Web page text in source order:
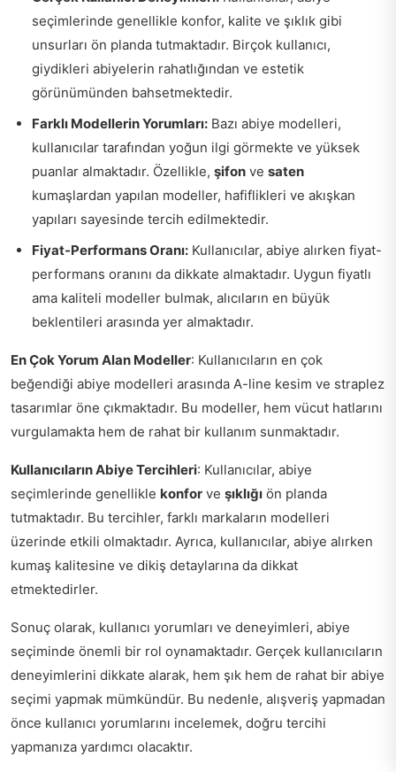
seçimlerinde genellikle konfor, kalite ve şıklık gibi
unsurları ön planda tutmaktadır. Birçok kullanıcı,
giydikleri abiyelerin rahatlığından ve estetik
görünümünden bahsetmektedir.
Farklı Modellerin Yorumları: Bazı abiye modelleri,
kullanıcılar tarafından yoğun ilgi görmekte ve yüksek
puanlar almaktadır. Özellikle, şifon ve saten
kumaşlardan yapılan modeller, hafiflikleri ve akışkan
yapıları sayesinde tercih edilmektedir.
Fiyat-Performans Oranı: Kullanıcılar, abiye alırken fiyat-
performans oranını da dikkate almaktadır. Uygun fiyatlı
ama kaliteli modeller bulmak, alıcıların en büyük
beklentileri arasında yer almaktadır.
En Çok Yorum Alan Modeller: Kullanıcıların en çok
beğendiği abiye modelleri arasında A-line kesim ve straplez
tasarımlar öne çıkmaktadır. Bu modeller, hem vücut hatlarını
vurgulamakta hem de rahat bir kullanım sunmaktadır.
Kullanıcıların Abiye Tercihleri: Kullanıcılar, abiye
seçimlerinde genellikle konfor ve şıklığı ön planda
tutmaktadır. Bu tercihler, farklı markaların modelleri
üzerinde etkili olmaktadır. Ayrıca, kullanıcılar, abiye alırken
kumaş kalitesine ve dikiş detaylarına da dikkat
etmektedirler.
Sonuç olarak, kullanıcı yorumları ve deneyimleri, abiye
seçiminde önemli bir rol oynamaktadır. Gerçek kullanıcıların
deneyimlerini dikkate alarak, hem şık hem de rahat bir abiye
seçimi yapmak mümkündür. Bu nedenle, alışveriş yapmadan
önce kullanıcı yorumlarını incelemek, doğru tercihi
yapmanıza yardımcı olacaktır.